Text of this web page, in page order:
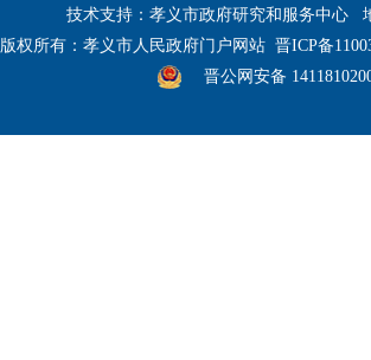
技术支持：孝义市政府研究和服务中心
版权所有：孝义市人民政府门户网站 晋ICP备
晋公网安备